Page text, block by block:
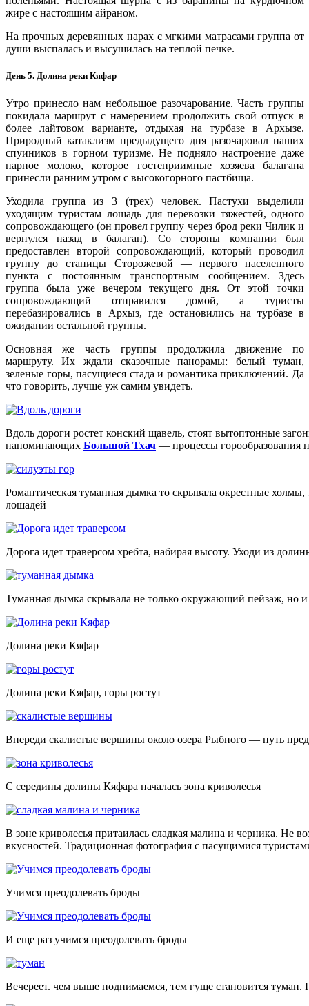
жире с настоящим айраном.
На прочных деревянных нарах с мгкими матрасами группа от
души выспалась и высушилась на теплой печке.
День 5. Долина реки Кяфар
Утро принесло нам небольшое разочарование. Часть группы
покидала маршрут с намерением продолжить свой отпуск в
более лайтовом варианте, отдыхая на турбазе в Архызе.
Природный катаклизм предыдущего дня разочаровал наших
спуиников в горном туризме. Не подняло настроение даже
парное молоко, которое гостеприимные хозяева балагана
принесли ранним утром с высокогорного пастбища.
Уходила группа из 3 (трех) человек. Пастухи выделили
уходящим туристам лошадь для перевозки тяжестей, одного
сопровождающего (он провел группу через брод реки Чилик и
вернулся назад в балаган). Со стороны компании был
предоставлен второй сопровождающий, который проводил
группу до станицы Сторожевой — первого населенного
пункта с постоянным транспортным сообщением. Здесь
группа была уже вечером текущего дня. От этой точки
сопровождающий отправился домой, а туристы
перебазировались в Архыз, где остановились на турбазе в
ожидании остальной группы.
Основная же часть группы продолжила движение по
маршруту. Их ждали сказочные панорамы: белый туман,
зеленые горы, пасущиеся стада и романтика приключений. Да
что говорить, лучше уж самим увидеть.
Вдоль дороги ростет конский щавель, стоят вытоптонные
напоминающих Большой Тхач — процессы горообразования
Романтическая туманная дымка то скрывала окрестные
лошадей
Дорога идет траверсом хребта, набирая высоту. Уходи из
Туманная дымка скрывала не только окружающий пейзаж, но и
Долина реки Кяфар
Долина реки Кяфар, горы ростут
Впереди скалистые вершины около озера Рыбного — путь
С середины долины Кяфара началась зона криволесья
В зоне криволесья притаилась сладкая малина и черника. Не
вкусностей. Традиционная фотография с пасущимися
Учимся преодолевать броды
И еще раз учимся преодолевать броды
Вечереет. чем выше поднимаемся, тем гуще становится